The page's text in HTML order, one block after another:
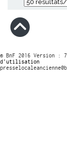
© BnF 2016 Version :
d’utilisation